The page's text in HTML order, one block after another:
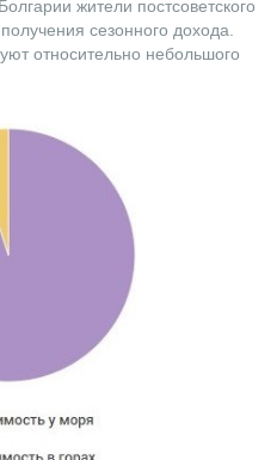
жители постсоветского
сезонного дохода.
относительно небольшого